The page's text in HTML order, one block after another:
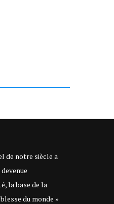
de notre siècle a
la base de la
du monde »